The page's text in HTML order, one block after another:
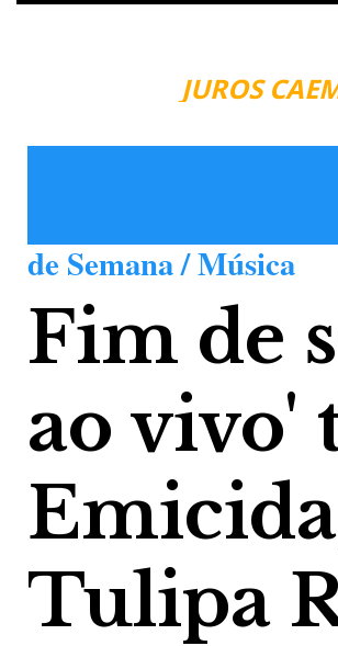
JUROS
de Semana / Música
Fim de
ao vivo'
Tulipa